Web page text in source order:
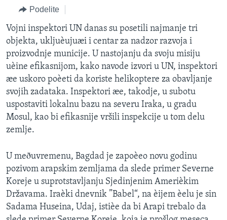
pretragu
GLOBALNE TEME
EKONOMIJA
NAUKA I TEHNOLOGIJA
MEDICINA
KULTURA
DRUŠTVO
SPORT
IZ AMERIKE
PRATITE NAS
Jezici
Podelite
Vojni inspektori UN danas su posetili najmanje tri
objekta, ukljuèujuæi i centar za nadzor razvoja i
proizvodnje municije. U nastojanju da svoju misiju
uèine efikasnijom, kako navode izvori u UN, inspektori
æe uskoro poèeti da koriste helikoptere za obavljanje
svojih zadataka. Inspektori æe, takodje, u subotu
uspostaviti lokalnu bazu na severu Iraka, u gradu
Mosul, kao bi efikasnije vršili inspekcije u tom delu
zemlje.
U meðuvremenu, Bagdad je zapoèeo novu godinu
pozivom arapskim zemljama da slede primer Severne
Koreje u suprotstavljanju Sjedinjenim Amerièkim
Državama. Iraèki dnevnik ”Babel“, na èijem èelu je sin
Sadama Huseina, Udaj, istièe da bi Arapi trebalo da